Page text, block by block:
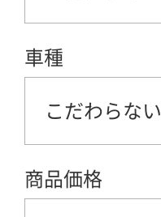
車種
こだわらない
商品価格